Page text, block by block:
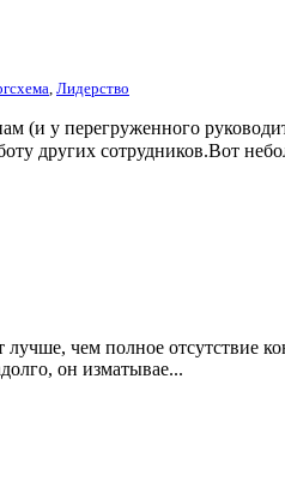
Лидерство
(и у перегруженного
других сотрудников.Вот
лучше, чем полное
он изматывае...